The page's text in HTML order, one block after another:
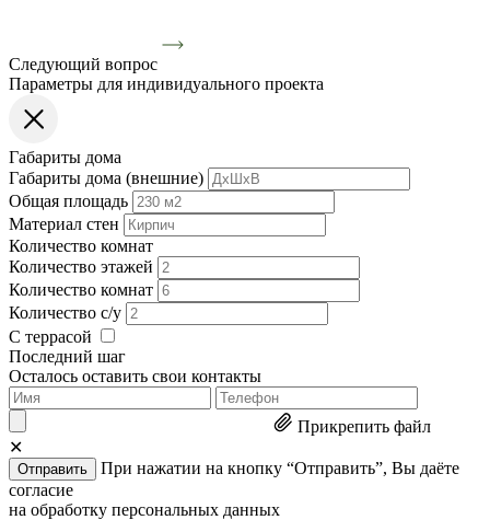
Следующий вопрос
Параметры для индивидуального проекта
Габариты дома
Габариты дома (внешние)
Общая площадь
Материал стен
Количество комнат
Количество этажей
Количество комнат
Количество с/у
С террасой
Последний шаг
Осталось оставить свои контакты
Прикрепить файл
✕
Отправить
При нажатии на кнопку “Отправить”, Вы даёте
согласие
на обработку персональных данных